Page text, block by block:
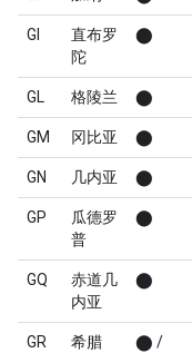
GI
直布罗
陀
⬤
GL 格陵兰 ⬤
GM 冈比亚 ⬤
GN 几内亚 ⬤
GP
瓜德罗
普
⬤
GQ
赤道几
内亚
⬤
GR 希腊
⬤ /